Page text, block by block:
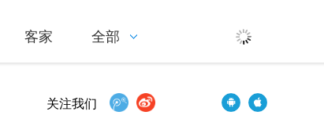
客家 全部
关注我们